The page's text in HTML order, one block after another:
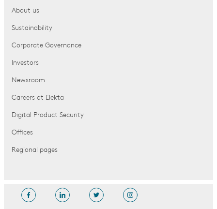
About us
Sustainability
Corporate Governance
Investors
Newsroom
Careers at Elekta
Digital Product Security
Offices
Regional pages